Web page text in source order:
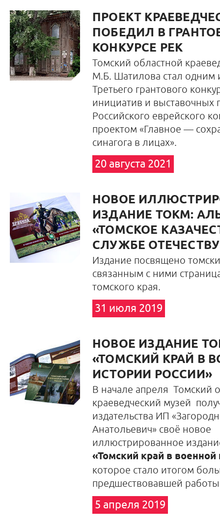
ПРОЕКТ
ПОБЕДИЛ В
КОНКУРСЕ РЕК
Томский областной
М.Б. Шатилова стал одним
Третьего грантового
инициатив и выставочных
Российского еврейского
проектом «Главное —
синагога в лицах».
20 августа 2021
НОВОЕ
ИЗДАНИЕ ТОКМ:
«ТОМСКОЕ
СЛУЖБЕ
Издание посвящено
связанным с ними
томского края.
31 июля 2019
НОВОЕ ИЗДАНИЕ
«ТОМСКИЙ КРАЙ В
ИСТОРИИ РОССИИ»
В начале апреля Томский
краеведческий музей
издательства ИП
Анатольевич» своё новое
иллюстрированное
«Томский край в военной
которое стало итогом
предшествовавшей
5 апреля 2019